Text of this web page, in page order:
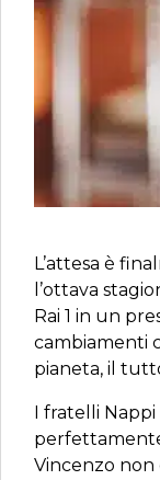
L’attesa è
l’ottava
Rai 1 in un
cambiamenti
pianeta, il
I fratelli
Vincenzo non